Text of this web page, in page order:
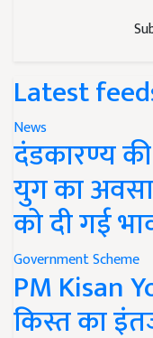
Latest
News
दंडकारण्य
युग का
को दी गई
Government Scheme
PM Kisan
किस्त का